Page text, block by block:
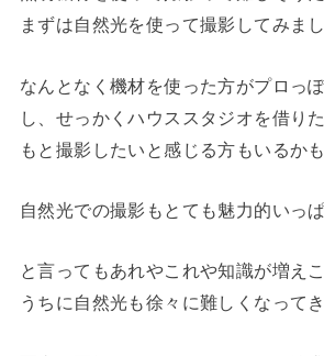
まずは自然光を使って撮影してみま
なんとなく機材を使った方がプロっ
し、せっかくハウススタジオを借り
もと撮影したいと感じる方もいるか
自然光での撮影もとても魅力的いっ
と言ってもあれやこれや知識が増え
うちに自然光も徐々に難しくなって